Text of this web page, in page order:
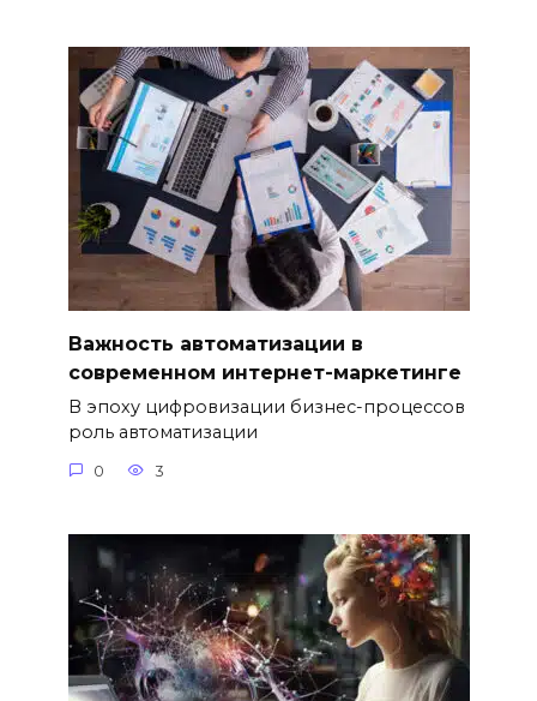
Важность автоматизации в
современном интернет-маркетинге
В эпоху цифровизации бизнес-процессов
роль автоматизации
0 3